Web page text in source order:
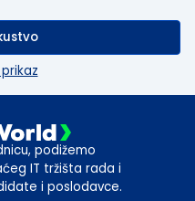
podižemo
IT tržišta rada i
i poslodavce.